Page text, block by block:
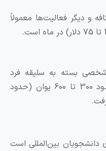
دیگر فعالیت‌ها معمولاً
بسته به سلیقه فرد
متفاوت است، اما می‌توان حدود 300 تا 600 یوان (حدود
بین‌المللی است